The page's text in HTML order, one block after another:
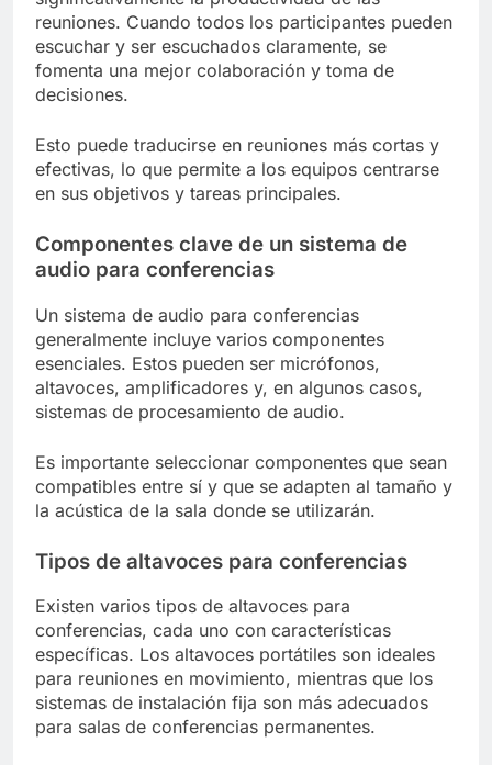
reuniones. Cuando todos los participantes pueden
escuchar y ser escuchados claramente, se
fomenta una mejor colaboración y toma de
decisiones.
Esto puede traducirse en reuniones más cortas y
efectivas, lo que permite a los equipos centrarse
en sus objetivos y tareas principales.
Componentes clave de un sistema de
audio para conferencias
Un sistema de audio para conferencias
generalmente incluye varios componentes
esenciales. Estos pueden ser micrófonos,
altavoces, amplificadores y, en algunos casos,
sistemas de procesamiento de audio.
Es importante seleccionar componentes que sean
compatibles entre sí y que se adapten al tamaño y
la acústica de la sala donde se utilizarán.
Tipos de altavoces para conferencias
Existen varios tipos de altavoces para
conferencias, cada uno con características
específicas. Los altavoces portátiles son ideales
para reuniones en movimiento, mientras que los
sistemas de instalación fija son más adecuados
para salas de conferencias permanentes.